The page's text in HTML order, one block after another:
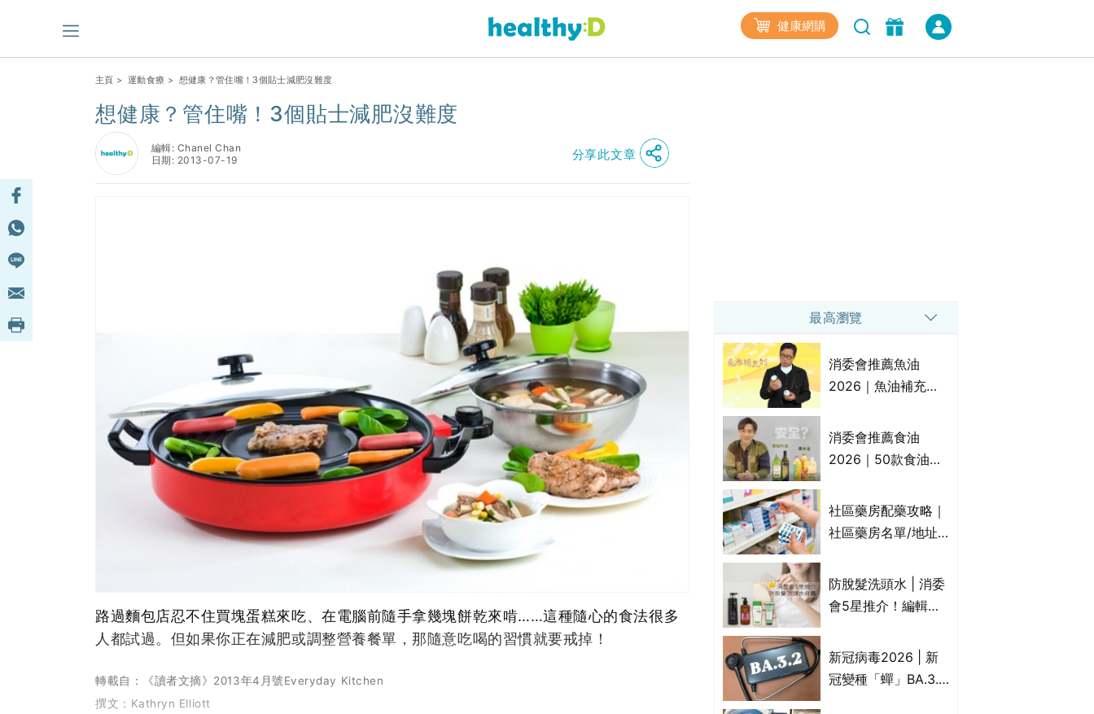
健康網購
主頁 > 運動食療 > 想健康？管住嘴！3個貼士減肥沒難度
想健康？管住嘴！3個貼士減肥沒難度
編輯: Chanel Chan
日期: 2013-07-19
分享此文章
路過麵包店忍不住買塊蛋糕來吃、在電腦前隨手拿幾塊餅乾來啃……這種隨心的食法很多
人都試過。但如果你正在減肥或調整營養餐單，那隨意吃喝的習慣就要戒掉！
轉載自：《讀者文摘》2013年4月號Everyday Kitchen
撰文：Kathryn Elliott
最高瀏覽
消委會推薦魚油
2026｜魚油補充劑
名單｜附1款國際魚
油標準5星認證 針對
消委會推薦食油
2026｜50款食油評
物｜21款健康煮食油
總評達5星滿分名單
花籽油/花生油等)
社區藥房配藥攻略｜
社區藥房名單/地址/
法一覽表｜社區藥房
是甚麼？可以申請藥
防脫髮洗頭水 | 消委
會5星推介！編輯加
比較：位元堂、呂、
PANTOGAR、純素
新冠病毒2026 | 新
冠變種「蟬」BA.3.2